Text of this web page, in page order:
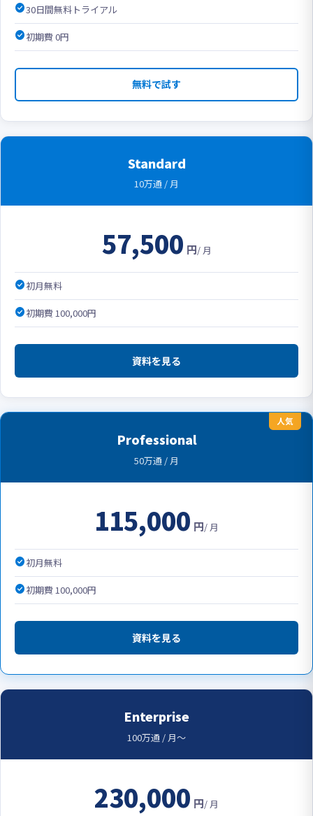
check_circle30日間無料トライアル
check_circle初期費 0円
無料で試す
Standard
10万通 / 月
57,500 円/ 月
check_circle初月無料
check_circle初期費 100,000円
資料を見る
人気
Professional
50万通 / 月
115,000 円/ 月
check_circle初月無料
check_circle初期費 100,000円
資料を見る
Enterprise
100万通 / 月〜
230,000 円/ 月